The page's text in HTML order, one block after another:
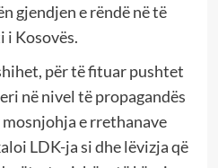
gjendjen e rëndë në të
i Kosovës.
për të fituar pushtet
në nivel të propagandës
e rrethanave
LDK-ja si dhe lëvizja që